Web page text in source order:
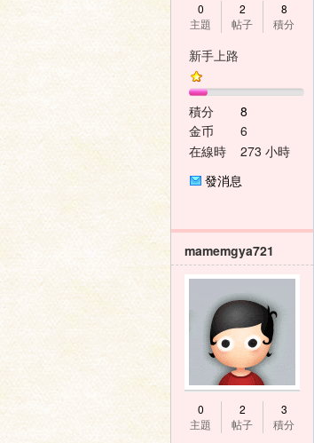
0
主題
2
帖子
8
積分
新手上路
積分
8
金币
6
在線時
273 小時
發消息
mamemgya721
0
主題
2
帖子
3
積分